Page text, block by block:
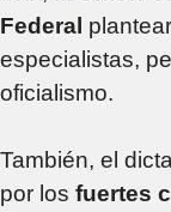
Federal
especialistas,
oficialismo.
También, el
por los fuertes